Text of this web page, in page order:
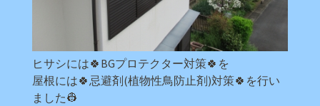
ヒサシには🍀BGプロテクター対策🍀を
屋根には🍀忌避剤(植物性鳥防止剤)対策🍀を行い
ました👷